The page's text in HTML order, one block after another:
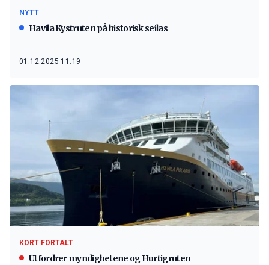
NYTT
Havila Kystruten på historisk seilas
01.12.2025 11:19
KORT FORTALT
Utfordrer myndighetene og Hurtigruten